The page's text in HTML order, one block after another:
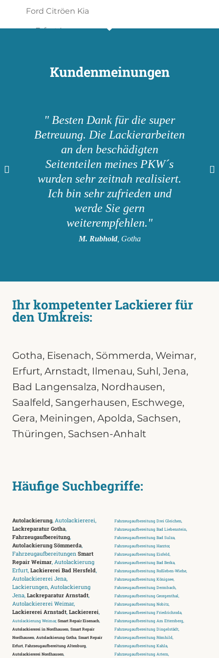
Kundenmeinungen
" Besten Dank für die super
Betreuung. Die Lackierarbeiten
an den beschädigten
Seitenteilen meines PKW´s
wurden sehr zeitnah realisiert.
Ich bin sehr zufrieden und
werde Sie gern
weiterempfehlen."
M. Rubhold, Gotha
Ihr kompetenter Lackierer für
den Umkreis:
Gotha, Eisenach, Sömmerda, Weimar,
Erfurt, Arnstadt, Ilmenau, Suhl, Jena,
Bad Langensalza, Nordhausen,
Saalfeld, Sangerhausen, Eschwege,
Gera, Meiningen, Apolda, Sachsen,
Thüringen, Sachsen-Anhalt
Häufige Suchbegriffe:
Autolackierung, Autolackiererei,
Lackreparatur Gotha,
Fahrzeugaufbereitung,
Autolackierung Sömmerda,
Fahrzeugaufbereitungen Smart
Repair Weimar, Autolackierung
Erfurt, Lackiererei Bad Hersfeld,
Autolackiererei Jena,
Lackierungen, Autolackierung
Jena, Lackreparatur Arnstadt,
Autolackiererei Weimar,
Lackiererei Arnstadt, Lackiererei,
Autolackierung Weimar, Smart Repair Eisenach
Autolackiererei in Nordhausen Smart Repair
Nordhausen Autolackierung Gotha Smart Repair
Erfurt Fahrzeugaufbereitung Altenburg
Autolackiererei Nordhausen
Fahrzeugaufbereitung Drei Gleichen,
Fahrzeugaufbereitung Bad Liebenstein,
Fahrzeugaufbereitung Bad Sulza,
Fahrzeugaufbereitung Harztor,
Fahrzeugaufbereitung Eisfeld,
Fahrzeugaufbereitung Bad Berka,
Fahrzeugaufbereitung Roßleben-Wiehe,
Fahrzeugaufbereitung Königsee,
Fahrzeugaufbereitung Dermbach,
Fahrzeugaufbereitung Georgenthal,
Fahrzeugaufbereitung Nobitz,
Fahrzeugaufbereitung Friedrichroda,
Fahrzeugaufbereitung Am Ettersberg,
Fahrzeugaufbereitung Dingelstädt,
Fahrzeugaufbereitung Römhild,
Fahrzeugaufbereitung Kahla,
Fahrzeugaufbereitung Artern,